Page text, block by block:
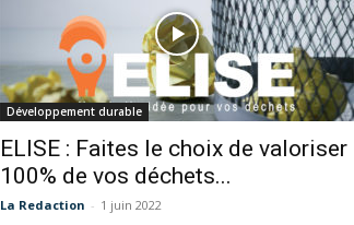
Développement durable
ELISE : Faites le choix de valoriser
100% de vos déchets...
La Redaction - 1 juin 2022